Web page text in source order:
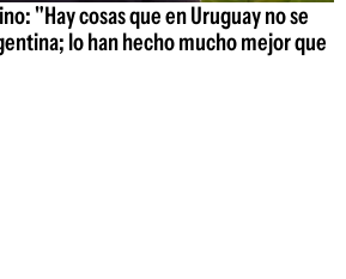
"Hay cosas que en Uruguay no se
lo han hecho mucho mejor que